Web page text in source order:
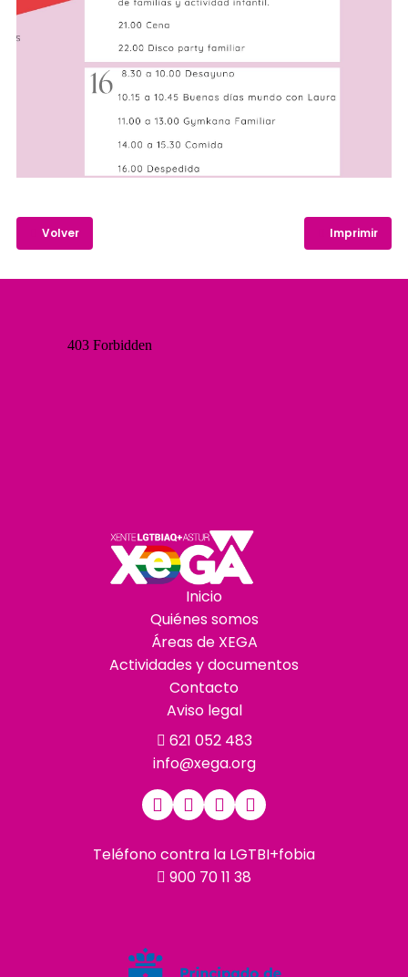
Volver Imprimir
Inicio
Quiénes somos
Áreas de XEGA
Actividades y documentos
Contacto
Aviso legal
621 052 483
info@xega.org
Teléfono contra la LGTBI+fobia
900 70 11 38